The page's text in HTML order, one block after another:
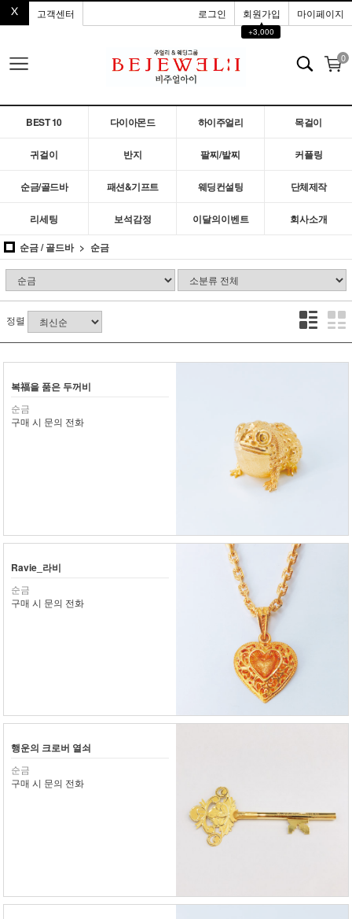
고객센터 로그인
회원가입
▲
+3,000
마이페이지
0
BEST 10 다이아몬드 하이주얼리 목걸이
귀걸이 반지 팔찌/발찌 커플링
순금/골드바 패션&기프트 웨딩컨설팅 단체제작
리세팅 보석감정 이달의이벤트
회사소개
순금 / 골드바
순금
정렬
복福을 품은 두꺼비
순금
구매 시 문의 전화
Ravie_라비
순금
구매 시 문의 전화
행운의 크로버 열쇠
순금
구매 시 문의 전화